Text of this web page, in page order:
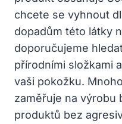
chcete se vyhnout
dopadům této látky
doporučujeme
přírodními složkami
vaši pokožku.
zaměřuje na výrobu
produktů bez